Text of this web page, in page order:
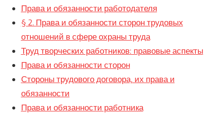
Права и обязанности работодателя
§ 2. Права и обязанности сторон трудовых
отношений в сфере охраны труда
Труд творческих работников: правовые аспекты
Права и обязанности сторон
Стороны трудового договора, их права и
обязанности
Права и обязанности работника